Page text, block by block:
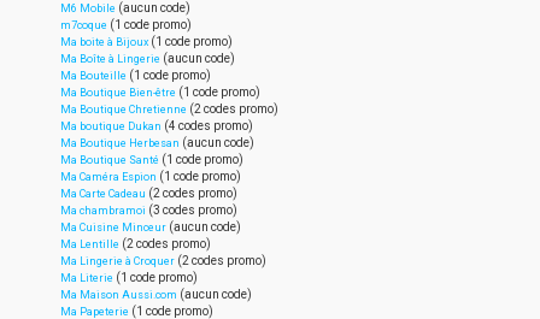
M6 Mobile (aucun code)
m7coque (1 code promo)
Ma boite à Bijoux (1 code promo)
Ma Boîte à Lingerie (aucun code)
Ma Bouteille (1 code promo)
Ma Boutique Bien-être (1 code promo)
Ma Boutique Chretienne (2 codes promo)
Ma boutique Dukan (4 codes promo)
Ma Boutique Herbesan (aucun code)
Ma Boutique Santé (1 code promo)
Ma Caméra Espion (1 code promo)
Ma Carte Cadeau (2 codes promo)
Ma chambramoi (3 codes promo)
Ma Cuisine Minceur (aucun code)
Ma Lentille (2 codes promo)
Ma Lingerie à Croquer (2 codes promo)
Ma Literie (1 code promo)
Ma Maison Aussi.com (aucun code)
Ma Papeterie (1 code promo)